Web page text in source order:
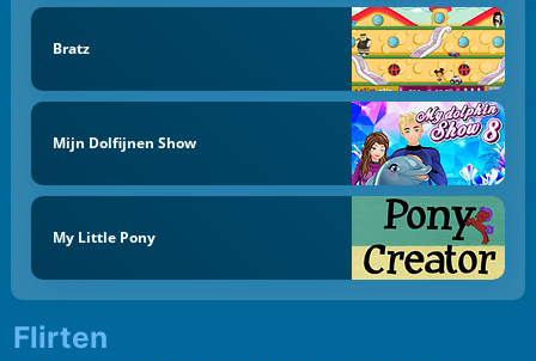
Bratz
Mijn Dolfijnen Show
My Little Pony
Flirten